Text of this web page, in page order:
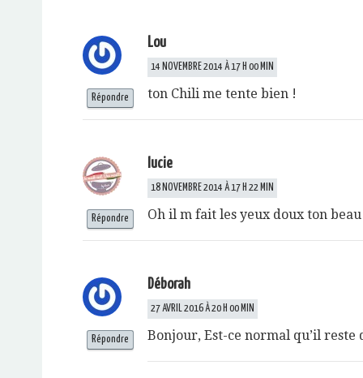
Lou
14 NOVEMBRE 2014 À 17 H 00 MIN
ton Chili me tente bien !
Répondre
lucie
18 NOVEMBRE 2014 À 17 H 22 MIN
Oh il m fait les yeux doux ton
Répondre
Déborah
27 AVRIL 2016 À 20 H 00 MIN
Bonjour, Est-ce normal qu’il reste
Répondre